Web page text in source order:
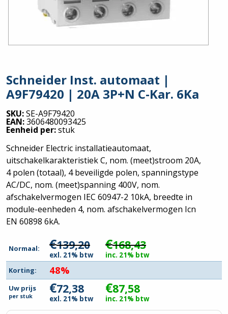
Schneider Inst. automaat |
A9F79420 | 20A 3P+N C-Kar. 6Ka
SKU:SE-A9F79420
EAN:3606480093425
Eenheid per:stuk
Schneider Electric installatieautomaat,
uitschakelkarakteristiek C, nom. (meet)stroom 20A,
4 polen (totaal), 4 beveiligde polen, spanningstype
AC/DC, nom. (meet)spanning 400V, nom.
afschakelvermogen IEC 60947-2 10kA, breedte in
module-eenheden 4, nom. afschakelvermogen Icn
EN 60898 6kA.
Normaal: €139,20
exl. 21% btw
€168,43
inc. 21% btw
Korting:
48%
Uw prijs
per stuk €72,38
exl. 21% btw
€87,58
inc. 21% btw